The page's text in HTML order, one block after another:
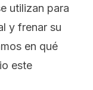
utilizan para
y frenar su
en qué
este